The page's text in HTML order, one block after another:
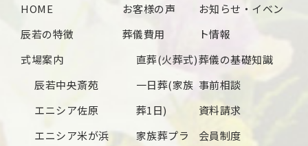
HOME
辰若の特徴
式場案内
辰若中央斎苑
エニシア佐原
エニシア米が浜
お客様の声
葬儀費用
直葬(火葬式)
一日葬(家族
葬1日)
家族葬プラ
お知らせ・イベン
ト情報
葬儀の基礎知識
事前相談
資料請求
会員制度